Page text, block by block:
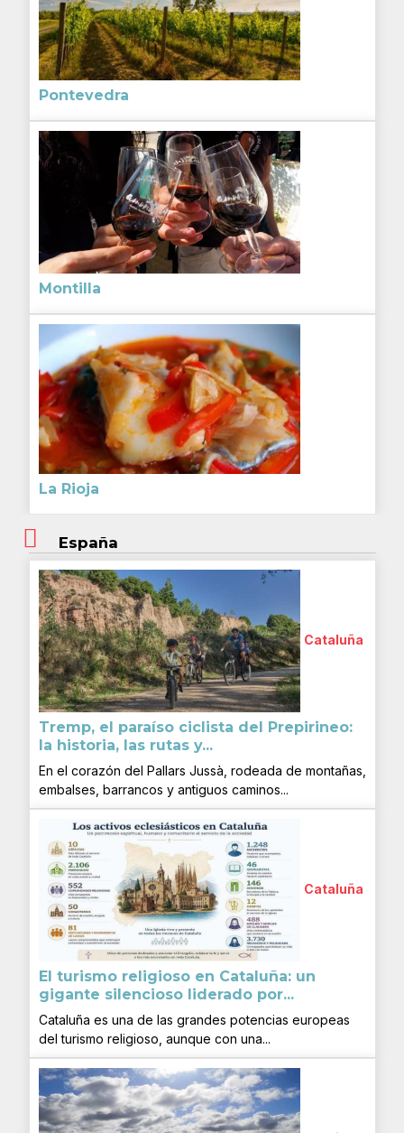
Pontevedra
Montilla
La Rioja
España
Cataluña
Tremp, el paraíso ciclista del Prepirineo:
la historia, las rutas y...
En el corazón del Pallars Jussà, rodeada de montañas,
embalses, barrancos y antiguos caminos...
Cataluña
El turismo religioso en Cataluña: un
gigante silencioso liderado por...
Cataluña es una de las grandes potencias europeas
del turismo religioso, aunque con una...